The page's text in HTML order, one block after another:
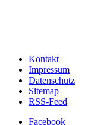
Kontakt
Impressum
Datenschutz
Sitemap
RSS-Feed
Facebook